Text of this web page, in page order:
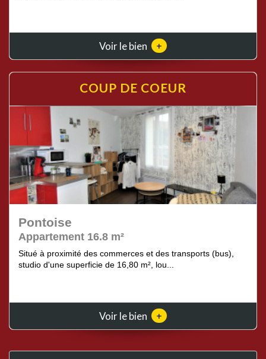
Voir le bien +
COUP DE COEUR
Pontoise
Appartement 16.8 m²
Situé à proximité des commerces et des transports (bus),
studio d'une superficie de 16,80 m², lou...
Voir le bien +